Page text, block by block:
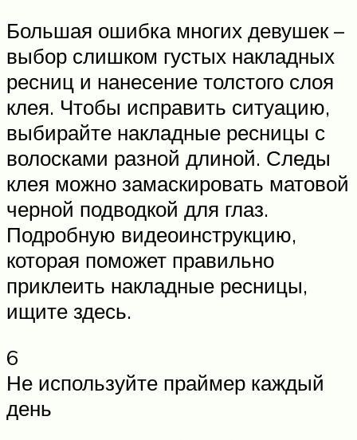
Большая ошибка многих девушек –
выбор слишком густых накладных
ресниц и нанесение толстого слоя
клея. Чтобы исправить ситуацию,
выбирайте накладные ресницы с
волосками разной длиной. Следы
клея можно замаскировать матовой
черной подводкой для глаз.
Подробную видеоинструкцию,
которая поможет правильно
приклеить накладные ресницы,
ищите здесь.
6
Не используйте праймер каждый
день